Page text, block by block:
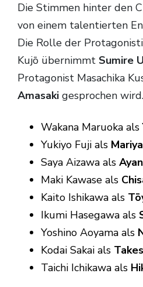
Die Stimmen hinter den Charakteren werden
von einem talentierten
Die Rolle der
Kujō übernimmt Sumire
Protagonist Masachika
Amasaki gesprochen
Wakana Maruoka als
Yukiyo Fuji als
Saya Aizawa als
Maki Kawase als
Kaito Ishikawa als
Ikumi Hasegawa als
Yoshino Aoyama als
Kodai Sakai als
Taichi Ichikawa als